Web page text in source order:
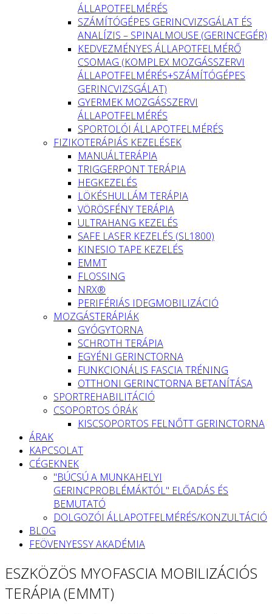
ÁLLAPOTFELMÉRÉS
SZÁMÍTÓGÉPES GERINCVIZSGÁLAT ÉS
ANALÍZIS – SPINALMOUSE (GERINCEGÉR)
KEDVEZMÉNYES ÁLLAPOTFELMÉRŐ
CSOMAG (KOMPLEX MOZGÁSSZERVI
ÁLLAPOTFELMÉRÉS+SZÁMÍTÓGÉPES
GERINCVIZSGÁLAT)
GYERMEK MOZGÁSSZERVI
ÁLLAPOTFELMÉRÉS
SPORTOLÓI ÁLLAPOTFELMÉRÉS
FIZIKOTERÁPIÁS KEZELÉSEK
MANUÁLTERÁPIA
TRIGGERPONT TERÁPIA
HEGKEZELÉS
LÖKÉSHULLÁM TERÁPIA
VÖRÖSFÉNY TERÁPIA
ULTRAHANG KEZELÉS
SAFE LASER KEZELÉS (SL1800)
KINESIO TAPE KEZELÉS
EMMT
FLOSSING
NRX®
PERIFÉRIÁS IDEGMOBILIZÁCIÓ
MOZGÁSTERÁPIÁK
GYÓGYTORNA
SCHROTH TERÁPIA
EGYÉNI GERINCTORNA
FUNKCIONÁLIS FASCIA TRÉNING
OTTHONI GERINCTORNA BETANÍTÁSA
SPORTREHABILITÁCIÓ
CSOPORTOS ÓRÁK
KISCSOPORTOS FELNŐTT GERINCTORNA
ÁRAK
KAPCSOLAT
CÉGEKNEK
"BÚCSÚ A MUNKAHELYI
GERINCPROBLÉMÁKTÓL" ELŐADÁS ÉS
BEMUTATÓ
DOLGOZÓI ÁLLAPOTFELMÉRÉS/KONZULTÁCIÓ
BLOG
FEÖVENYESSY AKADÉMIA
ESZKÖZÖS MYOFASCIA MOBILIZÁCIÓS
TERÁPIA (EMMT)